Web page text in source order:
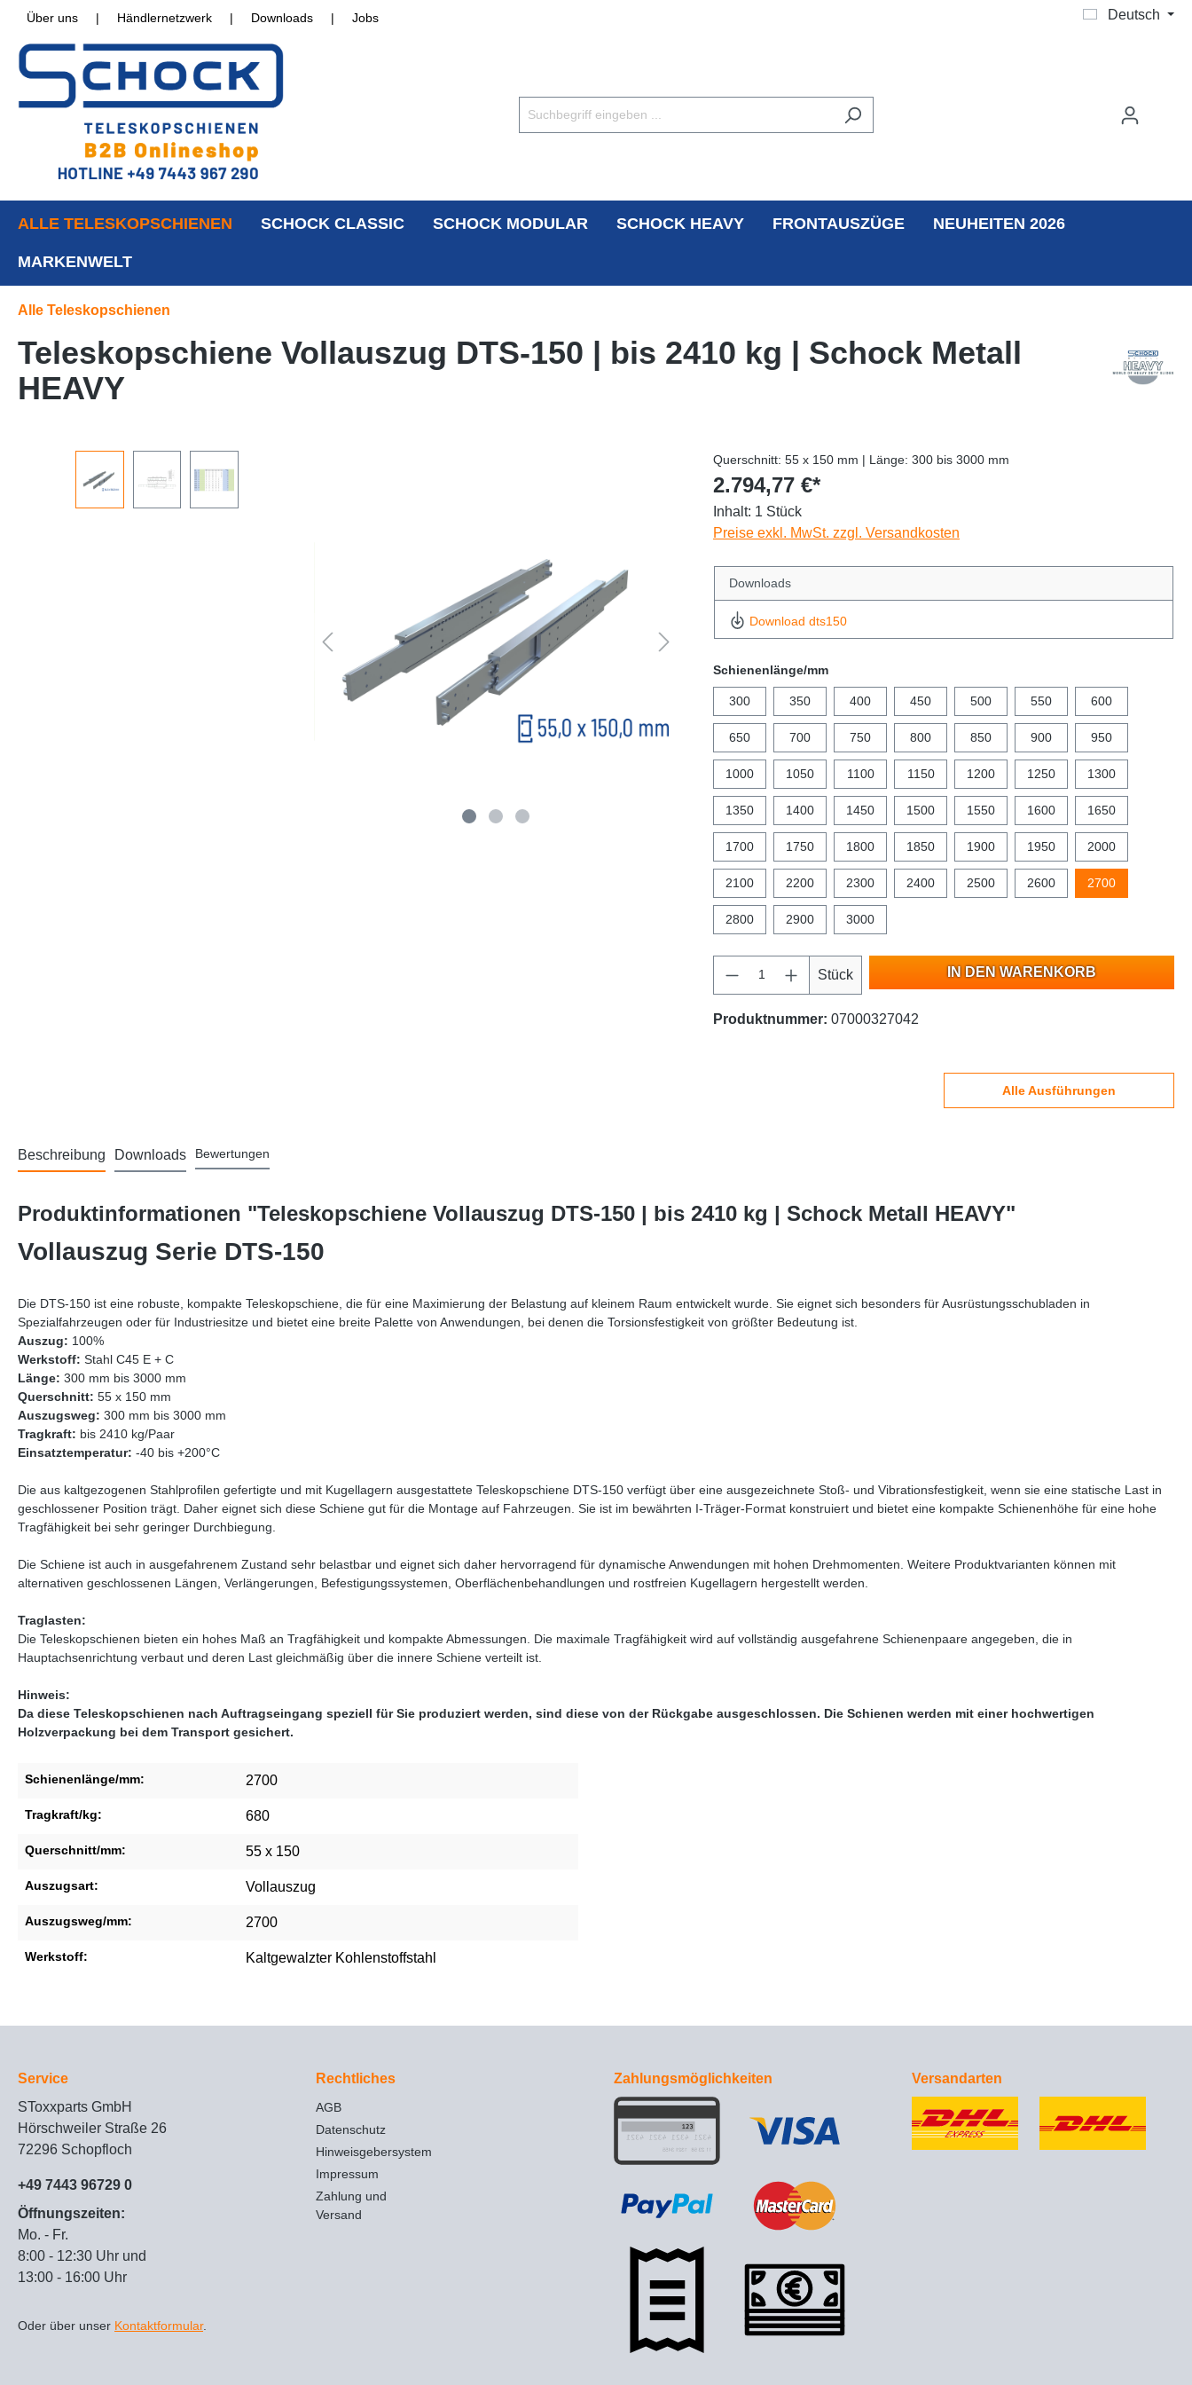
Über uns | Händlernetzwerk | Downloads | Jobs Deutsch
ALLE TELESKOPSCHIENEN SCHOCK CLASSIC SCHOCK MODULAR SCHOCK HEAVY FRONTAUSZÜGE NEUHEITEN 2026
MARKENWELT
Alle Teleskopschienen
Teleskopschiene Vollauszug DTS-150 | bis 2410 kg | Schock Metall
HEAVY
Querschnitt: 55 x 150 mm | Länge: 300 bis 3000 mm
2.794,77 €*
Inhalt: 1 Stück
Preise exkl. MwSt. zzgl. Versandkosten
Downloads
Download dts150
Schienenlänge/mm
300 350 400 450 500 550 600
650 700 750 800 850 900 950
1000 1050 1100 1150 1200 1250 1300
1350 1400 1450 1500 1550 1600 1650
1700 1750 1800 1850 1900 1950 2000
2100 2200 2300 2400 2500 2600 2700
2800 2900 3000
Stück IN DEN WARENKORB
Produktnummer: 07000327042
Alle Ausführungen
Beschreibung Downloads Bewertungen
Produktinformationen "Teleskopschiene Vollauszug DTS-150 | bis 2410 kg | Schock Metall HEAVY"
Vollauszug Serie DTS-150
Die DTS-150 ist eine robuste, kompakte Teleskopschiene, die für eine Maximierung der Belastung auf kleinem Raum entwickelt wurde. Sie eignet sich besonders für Ausrüstungsschubladen in
Spezialfahrzeugen oder für Industriesitze und bietet eine breite Palette von Anwendungen, bei denen die Torsionsfestigkeit von größter Bedeutung ist.
Auszug: 100%
Werkstoff: Stahl C45 E + C
Länge: 300 mm bis 3000 mm
Querschnitt: 55 x 150 mm
Auszugsweg: 300 mm bis 3000 mm
Tragkraft: bis 2410 kg/Paar
Einsatztemperatur: -40 bis +200°C
Die aus kaltgezogenen Stahlprofilen gefertigte und mit Kugellagern ausgestattete Teleskopschiene DTS-150 verfügt über eine ausgezeichnete Stoß- und Vibrationsfestigkeit, wenn sie eine statische Last in
geschlossener Position trägt. Daher eignet sich diese Schiene gut für die Montage auf Fahrzeugen. Sie ist im bewährten I-Träger-Format konstruiert und bietet eine kompakte Schienenhöhe für eine hohe
Tragfähigkeit bei sehr geringer Durchbiegung.
Die Schiene ist auch in ausgefahrenem Zustand sehr belastbar und eignet sich daher hervorragend für dynamische Anwendungen mit hohen Drehmomenten. Weitere Produktvarianten können mit
alternativen geschlossenen Längen, Verlängerungen, Befestigungssystemen, Oberflächenbehandlungen und rostfreien Kugellagern hergestellt werden.
Traglasten:
Die Teleskopschienen bieten ein hohes Maß an Tragfähigkeit und kompakte Abmessungen. Die maximale Tragfähigkeit wird auf vollständig ausgefahrene Schienenpaare angegeben, die in
Hauptachsenrichtung verbaut und deren Last gleichmäßig über die innere Schiene verteilt ist.
Hinweis:
Da diese Teleskopschienen nach Auftragseingang speziell für Sie produziert werden, sind diese von der Rückgabe ausgeschlossen. Die Schienen werden mit einer hochwertigen
Holzverpackung bei dem Transport gesichert.
Schienenlänge/mm: 2700
Tragkraft/kg: 680
Querschnitt/mm: 55 x 150
Auszugsart: Vollauszug
Auszugsweg/mm: 2700
Werkstoff: Kaltgewalzter Kohlenstoffstahl
Service
SToxxparts GmbH
Hörschweiler Straße 26
72296 Schopfloch
+49 7443 96729 0
Öffnungszeiten:
Mo. - Fr.
8:00 - 12:30 Uhr und
13:00 - 16:00 Uhr
Oder über unser Kontaktformular.
Rechtliches
AGB
Datenschutz
Hinweisgebersystem
Impressum
Zahlung und
Versand
Zahlungsmöglichkeiten Versandarten